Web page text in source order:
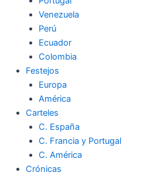
Venezuela
Perú
Ecuador
Colombia
Festejos
Europa
América
Carteles
C. España
C. Francia y Portugal
C. América
Crónicas